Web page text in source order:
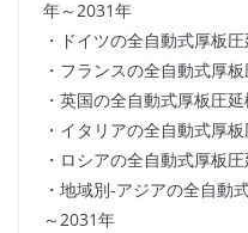
年～2031年
・ドイツの全自動式厚板
・フランスの全自動式厚
・英国の全自動式厚板圧
・イタリアの全自動式厚
・ロシアの全自動式厚板
・地域別-アジアの全自動
～2031年